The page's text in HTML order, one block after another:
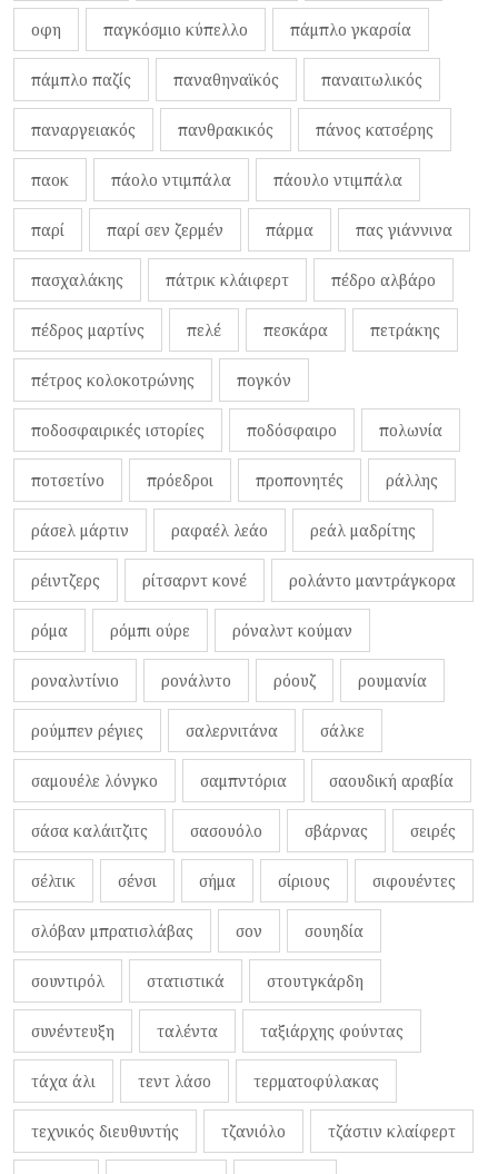
οφη παγκόσμιο κύπελλο πάμπλο γκαρσία
πάμπλο παζίς παναθηναϊκός παναιτωλικός
παναργειακός πανθρακικός πάνος κατσέρης
παοκ πάολο ντιμπάλα πάουλο ντιμπάλα
παρί παρί σεν ζερμέν πάρμα πας γιάννινα
πασχαλάκης πάτρικ κλάιφερτ πέδρο αλβάρο
πέδρος μαρτίνς πελέ πεσκάρα πετράκης
πέτρος κολοκοτρώνης πογκόν
ποδοσφαιρικές ιστορίες ποδόσφαιρο πολωνία
ποτσετίνο πρόεδροι προπονητές ράλλης
ράσελ μάρτιν ραφαέλ λεάο ρεάλ μαδρίτης
ρέιντζερς ρίτσαρντ κονέ ρολάντο μαντράγκορα
ρόμα ρόμπι ούρε ρόναλντ κούμαν
ροναλντίνιο ρονάλντο ρόουζ ρουμανία
ρούμπεν ρέγιες σαλερνιτάνα σάλκε
σαμουέλε λόνγκο σαμπντόρια σαουδική αραβία
σάσα καλάιτζιτς σασουόλο σβάρνας σειρές
σέλτικ σένσι σήμα σίριους σιφουέντες
σλόβαν μπρατισλάβας σον σουηδία
σουντιρόλ στατιστικά στουτγκάρδη
συνέντευξη ταλέντα ταξιάρχης φούντας
τάχα άλι τεντ λάσο τερματοφύλακας
τεχνικός διευθυντής τζανιόλο τζάστιν κλαίφερτ